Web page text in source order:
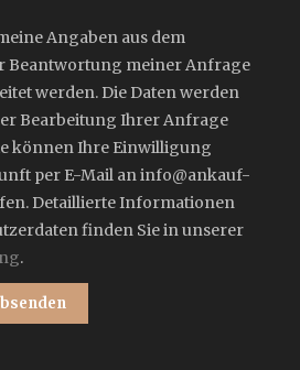
Angaben aus dem
Beantwortung meiner Anfrage
werden. Die Daten werden
Bearbeitung Ihrer Anfrage
können Ihre Einwilligung
per E-Mail an info@ankauf-
Detaillierte Informationen
finden Sie in unserer
.